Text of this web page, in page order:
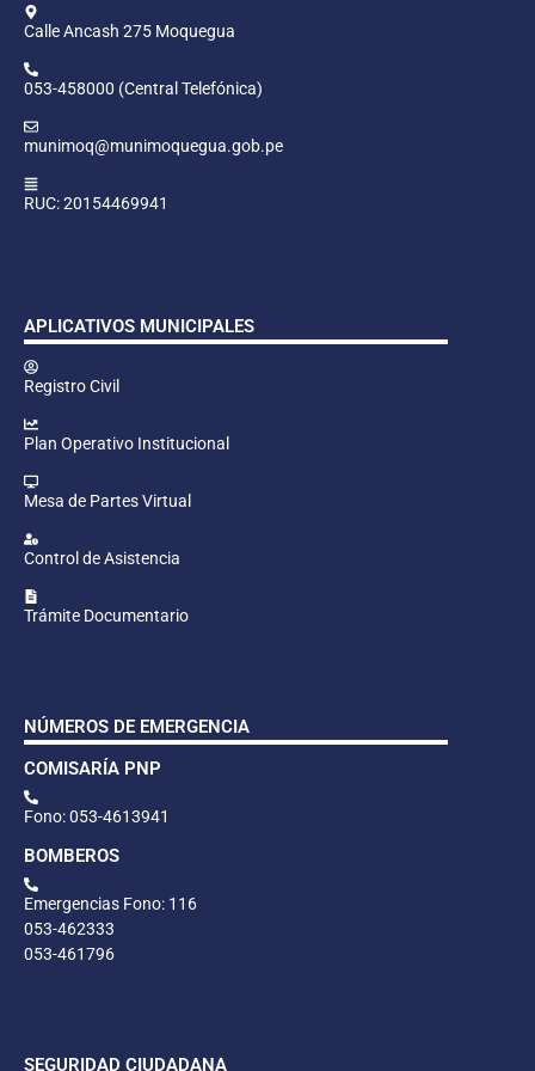
Calle Ancash 275 Moquegua
053-458000 (Central Telefónica)
munimoq@munimoquegua.gob.pe
RUC: 20154469941
APLICATIVOS MUNICIPALES
Registro Civil
Plan Operativo Institucional
Mesa de Partes Virtual
Control de Asistencia
Trámite Documentario
NÚMEROS DE EMERGENCIA
COMISARÍA PNP
Fono: 053-4613941
BOMBEROS
Emergencias Fono: 116
053-462333
053-461796
SEGURIDAD CIUDADANA